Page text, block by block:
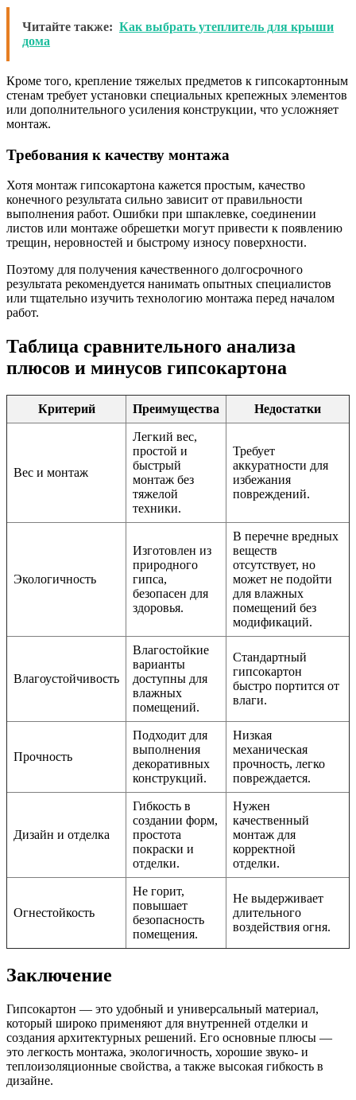
Читайте также: Как выбрать утеплитель для крыши
дома
Кроме того, крепление тяжелых предметов к гипсокартонным
стенам требует установки специальных крепежных элементов
или дополнительного усиления конструкции, что усложняет
монтаж.
Требования к качеству монтажа
Хотя монтаж гипсокартона кажется простым, качество
конечного результата сильно зависит от правильности
выполнения работ. Ошибки при шпаклевке, соединении
листов или монтаже обрешетки могут привести к появлению
трещин, неровностей и быстрому износу поверхности.
Поэтому для получения качественного долгосрочного
результата рекомендуется нанимать опытных специалистов
или тщательно изучить технологию монтажа перед началом
работ.
Таблица сравнительного анализа
плюсов и минусов гипсокартона
Критерий Преимущества Недостатки
Вес и монтаж
Легкий вес,
простой и
быстрый
монтаж без
тяжелой
техники.
Требует
аккуратности для
избежания
повреждений.
Экологичность
Изготовлен из
природного
гипса,
безопасен для
здоровья.
В перечне вредных
веществ
отсутствует, но
может не подойти
для влажных
помещений без
модификаций.
Влагоустойчивость
Влагостойкие
варианты
доступны для
влажных
помещений.
Стандартный
гипсокартон
быстро портится от
влаги.
Прочность
Подходит для
выполнения
декоративных
конструкций.
Низкая
механическая
прочность, легко
повреждается.
Дизайн и отделка
Гибкость в
создании форм,
простота
покраски и
отделки.
Нужен
качественный
монтаж для
корректной
отделки.
Огнестойкость
Не горит,
повышает
безопасность
помещения.
Не выдерживает
длительного
воздействия огня.
Заключение
Гипсокартон — это удобный и универсальный материал,
который широко применяют для внутренней отделки и
создания архитектурных решений. Его основные плюсы —
это легкость монтажа, экологичность, хорошие звуко- и
теплоизоляционные свойства, а также высокая гибкость в
дизайне.